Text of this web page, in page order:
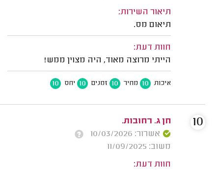
תיאור השירות:
תיאום מס.
חוות דעת:
הייתי מרוצה מאוד, היה מצוין ממש!
איכות 10 מחיר 10 זמנים 10 יחס 10
חן ג. רחובות.
אשרור: 10/03/2026
משוב: 11/09/2025
חוות דעת:
10